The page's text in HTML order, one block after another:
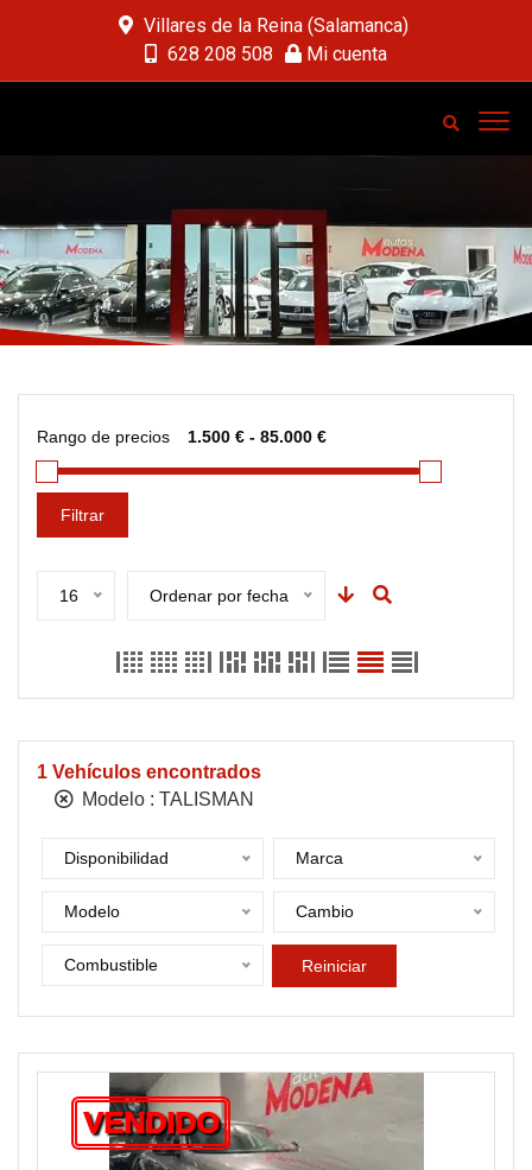
Villares de la Reina (Salamanca)
628 208 508
Mi cuenta
Rango de precios
Filtrar
16 Ordenar por fecha
1 Vehículos encontrados
Modelo : TALISMAN
Disponibilidad Marca
Modelo Cambio
Combustible Reiniciar
VENDIDO